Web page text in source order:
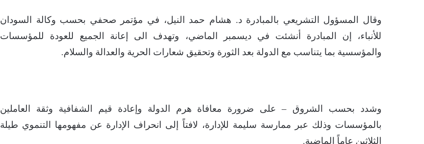
وقال المسؤول التشريعي بالمبادرة د. هشام حمد النيل، في مؤتمر صحفي بحسب وكالة السودان
للأنباء، إن المبادرة أنشئت في ديسمبر الماضي، وتهدف الى إعانة الجميع للعودة للمؤسسات
والمؤسسية بما يتناسب مع الدولة بعد الثورة وتحقيق شعارات الحرية والعدالة والسلام.
وشدد بحسب الشروق – على ضرورة معافاة هرم الدولة وإعادة قيم الشفافية وثقة العاملين
بالمؤسسات وذلك عبر ممارسة سليمة للإدارة، لافتاً إلى انحراف الإدارة عن مفهومها التنموي طيلة
الثلاثين عاماً الماضية.